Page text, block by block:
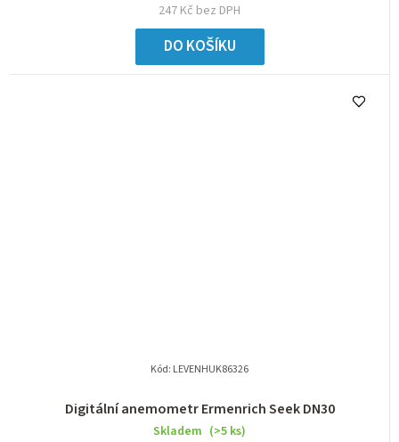
247 Kč bez DPH
DO KOŠÍKU
Digitální anemometr Ermenrich Seek DN30
Skladem (>5 ks)
Kód: LEVENHUK86326